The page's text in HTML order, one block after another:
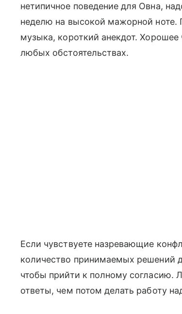
нетипичное поведение для Овна,
неделю на высокой мажорной ноте.
музыка, короткий анекдот.
любых обстоятельствах.
Если чувствуете назревающие
количество принимаемых решений
чтобы прийти к полному согласию.
ответы, чем потом делать работу